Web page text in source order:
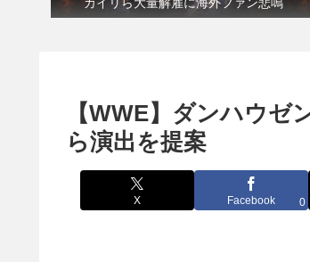
【WWE】ダンハウ
ら演出を提案
X Facebook 0